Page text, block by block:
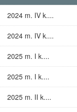
2024 m. IV k....
2024 m. IV k....
2025 m. I k....
2025 m. I k....
2025 m. II k....